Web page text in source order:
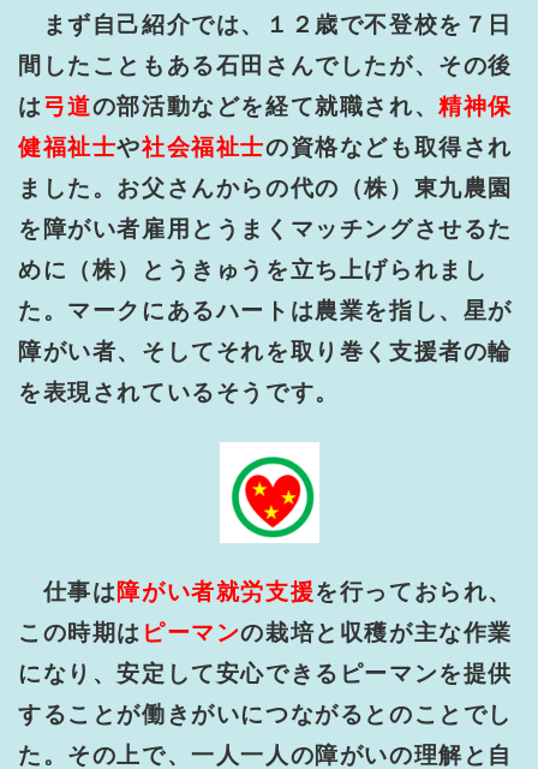
まず自己紹介では、１２歳で不登校を７日
間したこともある石田さんでしたが、その後
は弓道の部活動などを経て就職され、精神保
健福祉士や社会福祉士の資格なども取得され
ました。お父さんからの代の（株）東九農園
を障がい者雇用とうまくマッチングさせるた
めに（株）とうきゅうを立ち上げられまし
た。マークにあるハートは農業を指し、星が
障がい者、そしてそれを取り巻く支援者の輪
を表現されているそうです。
仕事は障がい者就労支援を行っておられ、
この時期は ピーマンの栽培と収穫が主な作業
になり、安定して安心できるピーマンを提供
することが働きがいにつながるとのことでし
た。その上で、一人一人の障がいの理解と自